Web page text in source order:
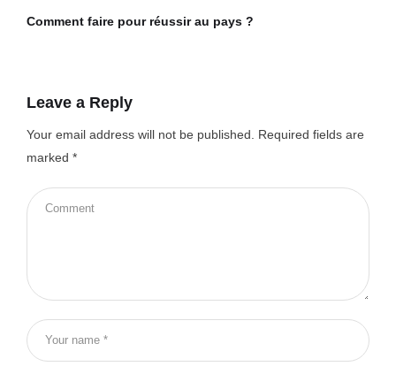
Comment faire pour réussir au pays ?
Leave a Reply
Your email address will not be published. Required fields are
marked *